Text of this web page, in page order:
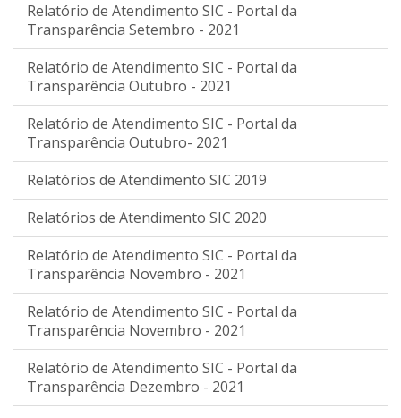
Relatório de Atendimento SIC - Portal da
Transparência Setembro - 2021
Relatório de Atendimento SIC - Portal da
Transparência Outubro - 2021
Relatório de Atendimento SIC - Portal da
Transparência Outubro- 2021
Relatórios de Atendimento SIC 2019
Relatórios de Atendimento SIC 2020
Relatório de Atendimento SIC - Portal da
Transparência Novembro - 2021
Relatório de Atendimento SIC - Portal da
Transparência Novembro - 2021
Relatório de Atendimento SIC - Portal da
Transparência Dezembro - 2021